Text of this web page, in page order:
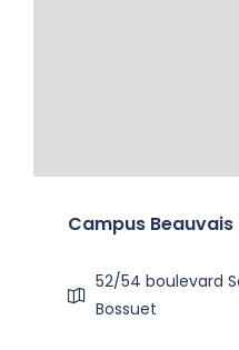
Campus Beauvais
52/54 boulevard
Bossuet